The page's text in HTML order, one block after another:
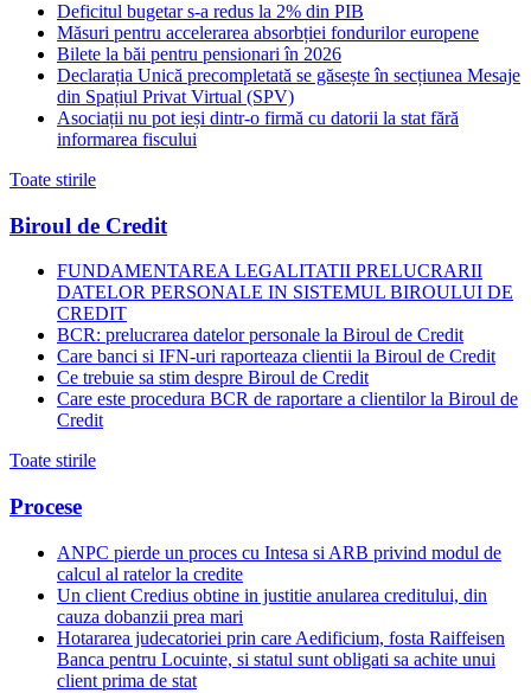
Deficitul bugetar s-a redus la 2% din PIB
Măsuri pentru accelerarea absorbției fondurilor europene
Bilete la băi pentru pensionari în 2026
Declarația Unică precompletată se găsește în secțiunea Mesaje
din Spațiul Privat Virtual (SPV)
Asociații nu pot ieși dintr-o firmă cu datorii la stat fără
informarea fiscului
Toate stirile
Biroul de Credit
FUNDAMENTAREA LEGALITATII PRELUCRARII
DATELOR PERSONALE IN SISTEMUL BIROULUI DE
CREDIT
BCR: prelucrarea datelor personale la Biroul de Credit
Care banci si IFN-uri raporteaza clientii la Biroul de Credit
Ce trebuie sa stim despre Biroul de Credit
Care este procedura BCR de raportare a clientilor la Biroul de
Credit
Toate stirile
Procese
ANPC pierde un proces cu Intesa si ARB privind modul de
calcul al ratelor la credite
Un client Credius obtine in justitie anularea creditului, din
cauza dobanzii prea mari
Hotararea judecatoriei prin care Aedificium, fosta Raiffeisen
Banca pentru Locuinte, si statul sunt obligati sa achite unui
client prima de stat